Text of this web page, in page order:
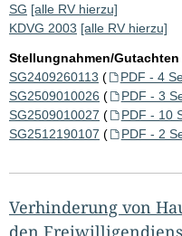
SG [alle RV hierzu]
KDVG 2003 [alle RV hierzu]
Stellungnahmen/Gutachten
SG2409260113 ( PDF - 4
SG2509010026 ( PDF - 3
SG2509010027 ( PDF - 10
SG2512190107 ( PDF - 2
Verhinderung von
den